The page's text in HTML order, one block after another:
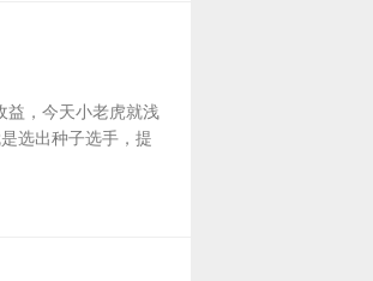
益，今天小老虎就浅
选出种子选手，提